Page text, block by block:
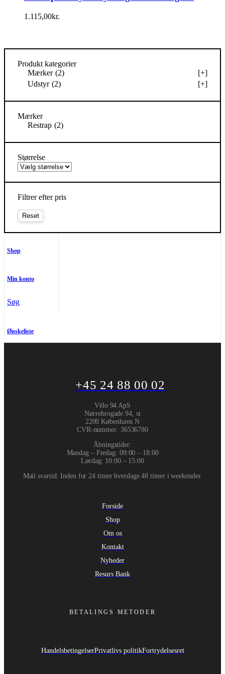
1.115,00kr.
Produkt kategorier
Mærker (2)
[+]
Udstyr (2) [+]
Mærker
Restrap (2)
Størrelse
Filtrer efter pris
Shop
Min konto
Søg
Ønskeliste
+45 24 88 00 02
Vélo 94 ApS
Nørrebrogade 94, st
2200 København N
CVR-nummer: 36536780
Åbningstider:
Mandag – Fredag: 09:00 – 18:00
Lørdag: 10:00 – 15:00
Mail svartid: Inden for 24 timer hverdage 48 timer i weekender.
Forside
Shop
Om os
Kontakt
Nyheder
Resurs Bank
BETALINGS METODER
HandelsbetingelserPrivatlivs politikFortrydelsesret